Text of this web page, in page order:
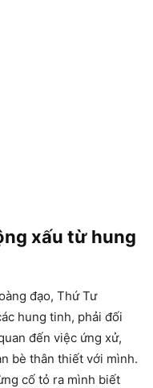
xấu từ hung
đạo, Thứ Tư
hung tinh, phải đối
đến việc ứng xử,
bè thân thiết với mình.
cố tỏ ra mình biết